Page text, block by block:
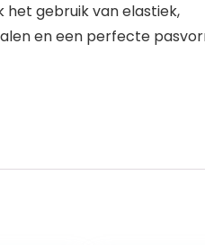
gebruik van elastiek,
en een perfecte